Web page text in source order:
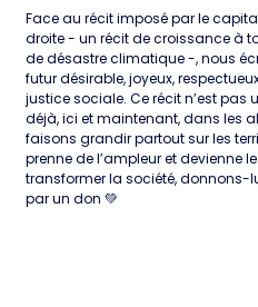
Face au récit imposé par le
droite - un récit de croissance à
de désastre climatique -, nous
futur désirable, joyeux,
justice sociale. Ce récit n’est pas
déjà, ici et maintenant, dans les
faisons grandir partout sur les
prenne de l’ampleur et devienne
transformer la société, donnons-
par un don 💚